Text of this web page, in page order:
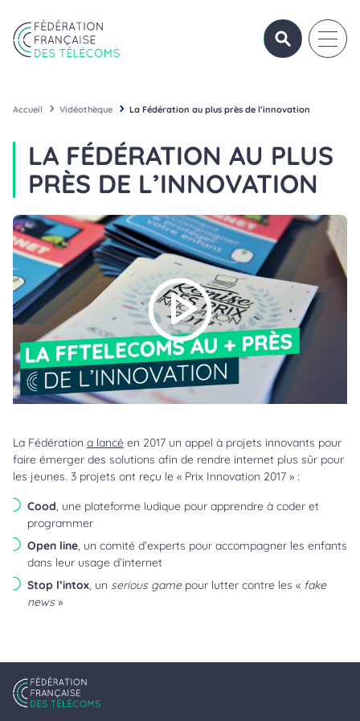
OUVRIR/
Accueil Vidéothèque La Fédération au plus près de l’innovation
LA FÉDÉRATION AU PLUS
PRÈS DE L’INNOVATION
La Fédération a lancé en 2017 un appel à projets innovants pour
faire émerger des solutions afin de rendre internet plus sûr pour
les jeunes. 3 projets ont reçu le « Prix Innovation 2017 » :
Cood, une plateforme ludique pour apprendre à coder et
programmer
Open line, un comité d’experts pour accompagner les enfants
dans leur usage d’internet
Stop l’intox, un serious gamepour lutter contre les « fake
news»